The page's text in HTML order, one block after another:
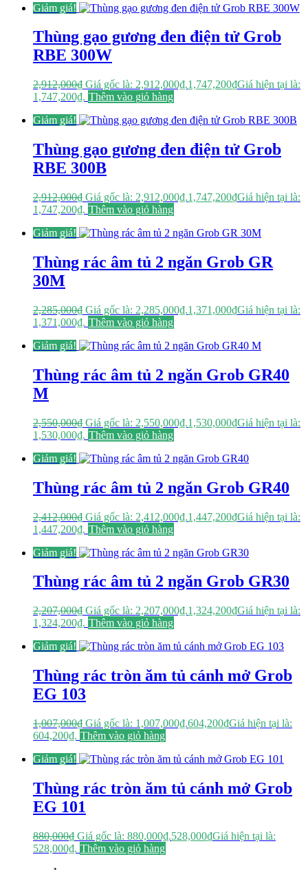
Giảm giá!
Thùng gạo gương đen điện tử Grob
RBE 300W
2,912,000₫ Giá gốc là: 2,912,000₫.1,747,200₫Giá hiện tại là:
1,747,200₫. Thêm vào giỏ hàng
Giảm giá!
Thùng gạo gương đen điện tử Grob
RBE 300B
2,912,000₫ Giá gốc là: 2,912,000₫.1,747,200₫Giá hiện tại là:
1,747,200₫. Thêm vào giỏ hàng
Giảm giá!
Thùng rác âm tủ 2 ngăn Grob GR
30M
2,285,000₫ Giá gốc là: 2,285,000₫.1,371,000₫Giá hiện tại là:
1,371,000₫. Thêm vào giỏ hàng
Giảm giá!
Thùng rác âm tủ 2 ngăn Grob GR40
M
2,550,000₫ Giá gốc là: 2,550,000₫.1,530,000₫Giá hiện tại là:
1,530,000₫. Thêm vào giỏ hàng
Giảm giá!
Thùng rác âm tủ 2 ngăn Grob GR40
2,412,000₫ Giá gốc là: 2,412,000₫.1,447,200₫Giá hiện tại là:
1,447,200₫. Thêm vào giỏ hàng
Giảm giá!
Thùng rác âm tủ 2 ngăn Grob GR30
2,207,000₫ Giá gốc là: 2,207,000₫.1,324,200₫Giá hiện tại là:
1,324,200₫. Thêm vào giỏ hàng
Giảm giá!
Thùng rác tròn ăm tủ cánh mở Grob
EG 103
1,007,000₫ Giá gốc là: 1,007,000₫.604,200₫Giá hiện tại là:
604,200₫. Thêm vào giỏ hàng
Giảm giá!
Thùng rác tròn ăm tủ cánh mở Grob
EG 101
880,000₫ Giá gốc là: 880,000₫.528,000₫Giá hiện tại là:
528,000₫. Thêm vào giỏ hàng